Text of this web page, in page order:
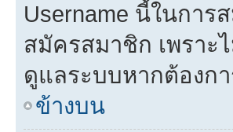
Username นี้ในการ
สมัครสมาชิก เพราะ
ดูแลระบบหากต้องก
ข้างบน